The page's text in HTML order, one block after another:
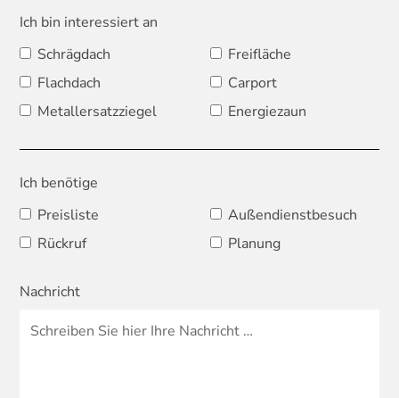
Ich bin interessiert an
Schrägdach
Freifläche
Flachdach
Carport
Metallersatzziegel
Energiezaun
Ich benötige
Preisliste
Außendienstbesuch
Rückruf
Planung
Nachricht